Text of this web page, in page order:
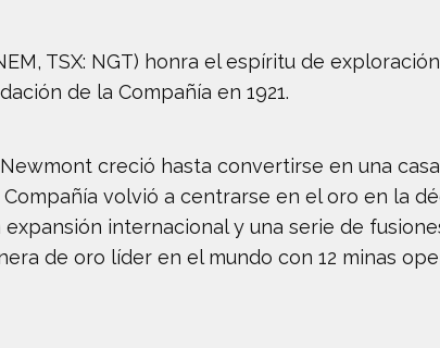
TSX: NGT) honra el espíritu de
de la Compañía en 1921.
creció hasta convertirse en una
Compañía volvió a centrarse en el oro en la
internacional y una serie de
de oro líder en el mundo con 12 minas